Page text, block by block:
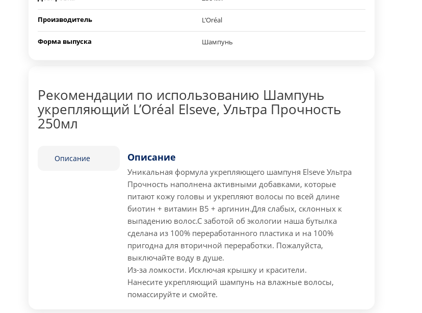
Производитель L’Oréal
Форма выпуска Шампунь
Рекомендации по использованию Шампунь
укрепляющий L’Oréal Elseve, Ультра Прочность
250мл
Описание Описание
Уникальная формула укрепляющего шампуня Elseve Ультра
Прочность наполнена активными добавками, которые
питают кожу головы и укрепляют волосы по всей длине
биотин + витамин В5 + аргинин.Для слабых, склонных к
выпадению волос.С заботой об экологии наша бутылка
сделана из 100% переработанного пластика и на 100%
пригодна для вторичной переработки. Пожалуйста,
выключайте воду в душе.
Из-за ломкости. Исключая крышку и красители.
Нанесите укрепляющий шампунь на влажные волосы,
помассируйте и смойте.